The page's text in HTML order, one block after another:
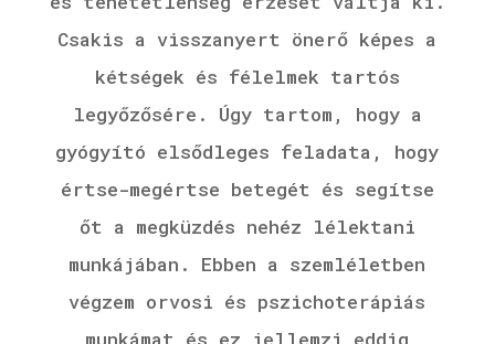
Csakis a visszanyert önerő képes a
kétségek és félelmek tartós
legyőzősére. Úgy tartom, hogy a
gyógyító elsődleges feladata, hogy
értse-megértse betegét és segítse
őt a megküzdés nehéz lélektani
munkájában. Ebben a szemléletben
végzem orvosi és pszichoterápiás